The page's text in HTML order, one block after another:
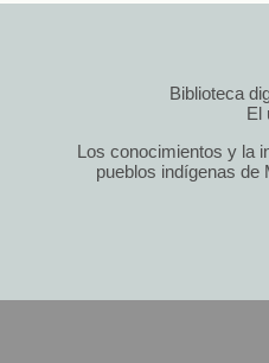
Biblioteca
El
Los conocimientos y la
pueblos indígenas de